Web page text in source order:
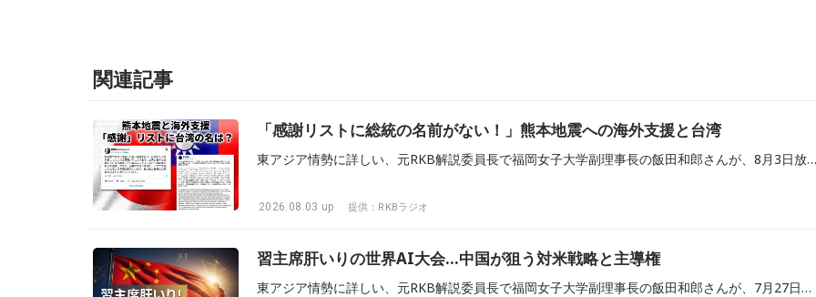
関連記事
「感謝リストに総統の名前がない！」熊本地震への海外支援と台湾
東アジア情勢に詳しい、元RKB解説委員長で福岡女子大学副理事長の飯田和郎さんが、8月3日放送のRKBラジオ『田畑竜介 Grooooow Up』に出演。飯田さんが番組で語った「令和8年熊本地震」への海外からの支援と、台湾を巡る国際政治の複雑な背景について解説しました。
2026.08.03 up 提供：RKBラジオ
習主席肝いりの世界AI大会…中国が狙う対米戦略と主導権
東アジア情勢に詳しい、元RKB解説委員長で福岡女子大学副理事長の飯田和郎さんが、7月27日放送のRKBラジオ『田畑竜介 Grooooow Up』に出演しました。今回は、中国・上海で開催された「2026年世界AI大会」を切り口に、中国が世界に仕掛けるAI戦略とアメリカとの覇権争いについて解説しました。